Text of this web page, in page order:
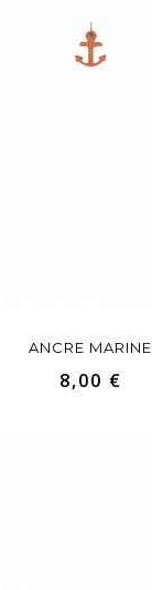
ANCRE MARINE
8,00 €